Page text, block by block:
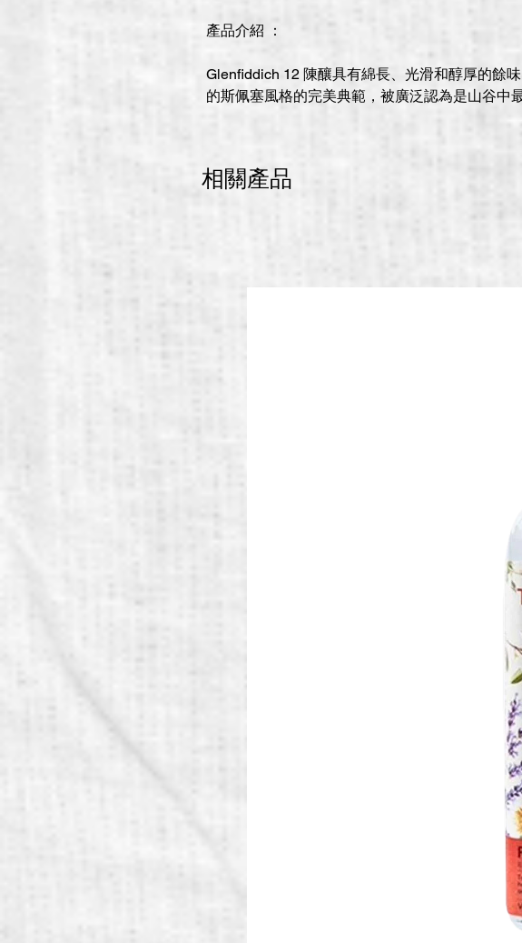
產品介紹 ：
Glenfiddich 12 陳釀具有綿長、光滑和醇厚的餘
的斯佩塞風格的完美典範，被廣泛認為是山谷中
相關產品